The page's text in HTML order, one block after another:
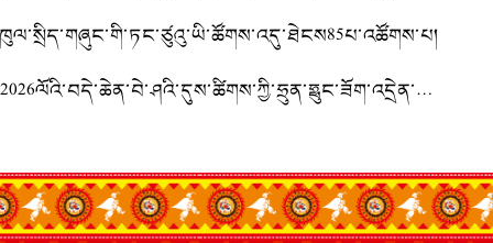
ཁུལ་སྲིད་གཞུང་གི་ཏང་ཙུའུ་ཡི་ཚོགས་འདུ་ཐེངས85པ་འཚོགས་པ།
2026ལོའི་བདེ་ཆེན་བེ་ཤའི་དུས་ཚིགས་ཀྱི་ཧྲུན་ཧྥུང་ཟོག་འདྲེན་གནམ་གྲུ་དངོས་སུ་སྤྱོད་འགོ་ཚུགས་པ།